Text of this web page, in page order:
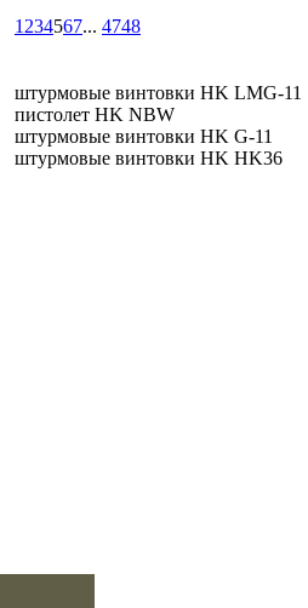
1 234567... 4748
штурмовые винтовки HK LMG-11
пистолет HK NBW
штурмовые винтовки HK G-11
штурмовые винтовки HK HK36